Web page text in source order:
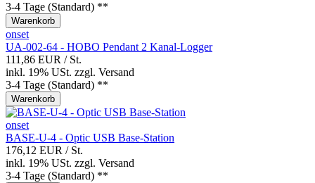
3-4 Tage (Standard) **
Warenkorb
onset
UA-002-64 - HOBO Pendant 2 Kanal-Logger
111,86 EUR / St.
inkl. 19% USt. zzgl. Versand
3-4 Tage (Standard) **
Warenkorb
onset
BASE-U-4 - Optic USB Base-Station
176,12 EUR / St.
inkl. 19% USt. zzgl. Versand
3-4 Tage (Standard) **